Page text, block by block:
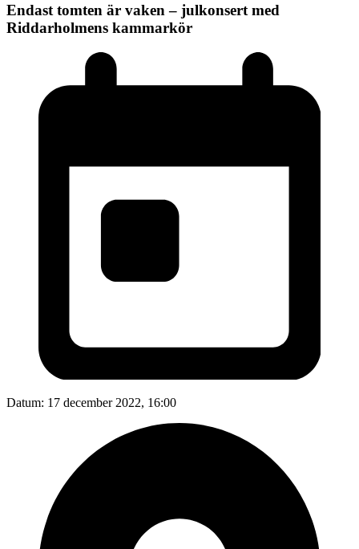
Endast tomten är vaken – julkonsert med
Riddarholmens kammarkör
Datum: 17 december 2022, 16:00